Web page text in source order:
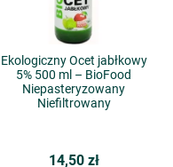
Ekologiczny Ocet jabłkowy
5% 500 ml – BioFood
Niepasteryzowany
Niefiltrowany
14,50 zł